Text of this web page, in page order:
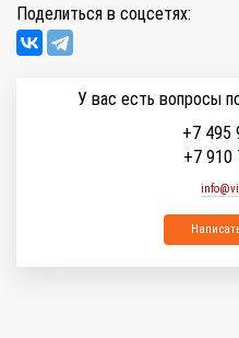
Поделиться в соцсетях:
У вас есть вопросы
+7 495
+7 910